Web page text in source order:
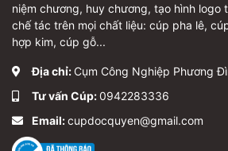
niệm chương, huy chương, tạo hình logo
chế tác trên mọi chất liệu: cúp pha lê,
hợp kim, cúp gỗ...
Địa chỉ: Cụm Công Nghiệp Phương
Tư vấn Cúp:0942283336
Email:cupdocquyen@gmail.com